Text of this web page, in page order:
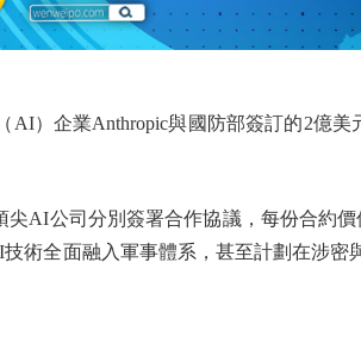
企業Anthropic與國防部簽訂的2億美
AI公司分別簽署合作協議，每份合約
術全面融入軍事體系，甚至計劃在涉密